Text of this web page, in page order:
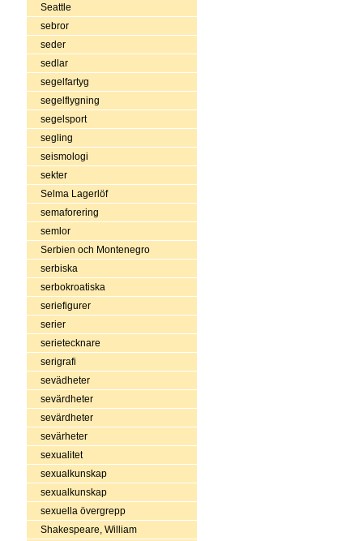
Seattle
sebror
seder
sedlar
segelfartyg
segelflygning
segelsport
segling
seismologi
sekter
Selma Lagerlöf
semaforering
semlor
Serbien och Montenegro
serbiska
serbokroatiska
seriefigurer
serier
serietecknare
serigrafi
sevädheter
sevärdheter
sevärdheter
sevärheter
sexualitet
sexualkunskap
sexualkunskap
sexuella övergrepp
Shakespeare, William